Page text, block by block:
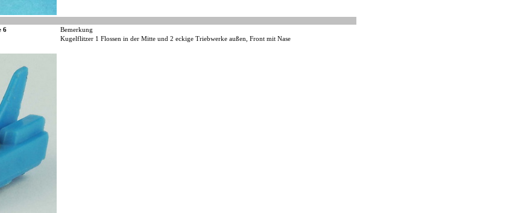
6
Bemerkung
Kugelflitzer 1 Flossen in der Mitte und 2 eckige Triebwerke außen, Front mit Nase